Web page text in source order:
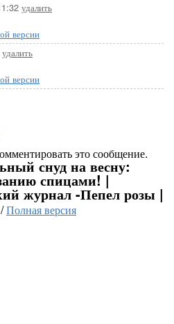
удалить
версии
удалить
версии
это сообщение.
снуд на весну:
спицами! |
журнал -Пепел розы |
/Полная версия